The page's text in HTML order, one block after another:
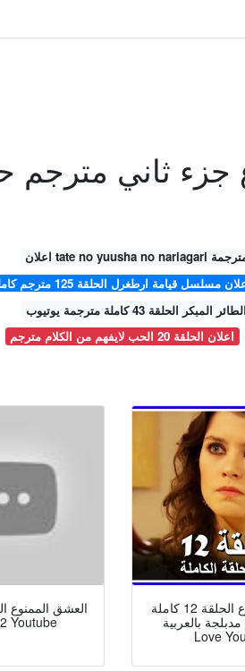
ثاني مترجم
مسلسل قيامة ارطغرل الحلقة 125 مترجم كاملة موقع النور
الحلقة 43 كاملة مترجمة يوتيوب
اعلان الحلقة 20 الحب لايفهم من الكلام مترجم
12 الجزء 1 Youtube
العشق الممنوع الحلقة 12 كاملة
مدبلجة بالعربية Forbidden
Love